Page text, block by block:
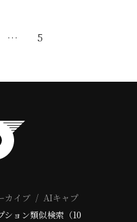
… 5
カイブ
AIキャプ
ション類似検索（10